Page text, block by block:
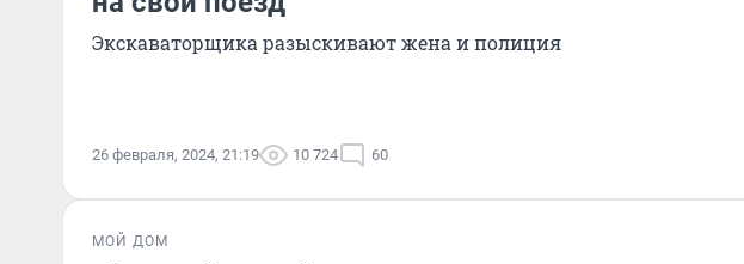
Экскаваторщика разыскивают жена и полиция
26 февраля, 2024, 21:19 10 724 60
МОЙ ДОМ